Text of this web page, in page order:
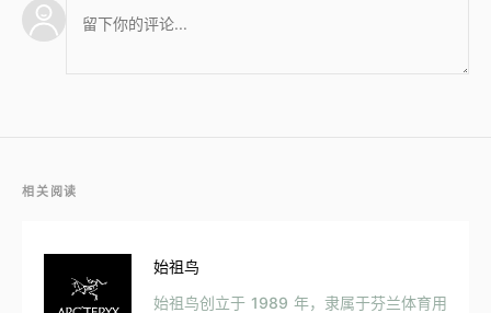
相关阅读
始祖鸟
始祖鸟创立于 1989 年，隶属于芬兰体育用